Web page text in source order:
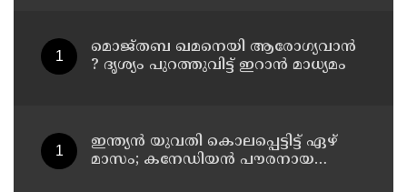
യുവതിയും സുഹൃത്തും ഒളിവില്‍
മൊജ്തബ ഖമനെയി ആരോഗ്യവാന്‍
? ദൃശ്യം പുറത്തുവിട്ട് ഇറാന്‍ മാധ്യമം
ഇന്ത്യന്‍ യുവതി കൊലപ്പെട്ടിട്ട് ഏഴ്
മാസം; കനേഡിയന്‍ പൗരനായ